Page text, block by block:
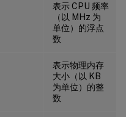
表示 CPU 频率
（以 MHz 为
单位）的浮点
数
表示物理内存
大小（以 KB
为单位）的整
数